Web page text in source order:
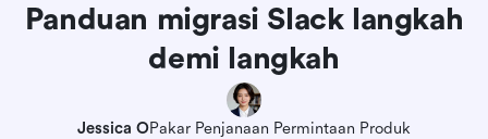
Panduan migrasi Slack langkah
demi langkah
Jessica OPakar Penjanaan Permintaan Produk